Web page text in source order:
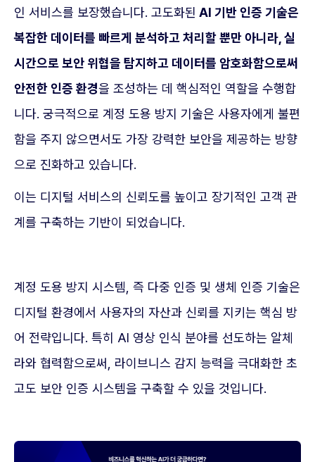
인 서비스를 보장했습니다. 고도화된 AI 기반 인증 기술은
복잡한 데이터를 빠르게 분석하고 처리할 뿐만 아니라, 실
시간으로 보안 위협을 탐지하고 데이터를 암호화함으로써
안전한 인증 환경을 조성하는 데 핵심적인 역할을 수행합
니다. 궁극적으로 계정 도용 방지 기술은 사용자에게 불편
함을 주지 않으면서도 가장 강력한 보안을 제공하는 방향
으로 진화하고 있습니다.
이는 디지털 서비스의 신뢰도를 높이고 장기적인 고객 관
계를 구축하는 기반이 되었습니다.
계정 도용 방지 시스템, 즉 다중 인증 및 생체 인증 기술은
디지털 환경에서 사용자의 자산과 신뢰를 지키는 핵심 방
어 전략입니다. 특히 AI 영상 인식 분야를 선도하는 알체
라와 협력함으로써, 라이브니스 감지 능력을 극대화한 초
고도 보안 인증 시스템을 구축할 수 있을 것입니다.